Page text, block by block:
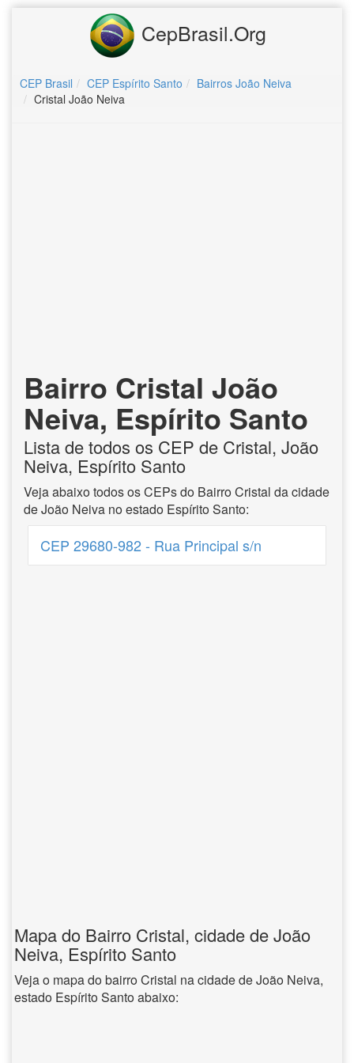
CepBrasil.Org
CEP Brasil CEP Espírito Santo
Bairros João Neiva
Cristal João Neiva
Bairro Cristal João
Neiva, Espírito Santo
Lista de todos os CEP de Cristal, João
Neiva, Espírito Santo
Veja abaixo todos os CEPs do Bairro Cristal da cidade
de João Neiva no estado Espírito Santo:
CEP 29680-982 - Rua Principal s/n
Mapa do Bairro Cristal, cidade de João
Neiva, Espírito Santo
Veja o mapa do bairro Cristal na cidade de João Neiva,
estado Espírito Santo abaixo: